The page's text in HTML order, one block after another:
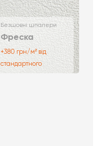
Безшовні шпалери
Фреска
+380 грн/м² від
стандартного